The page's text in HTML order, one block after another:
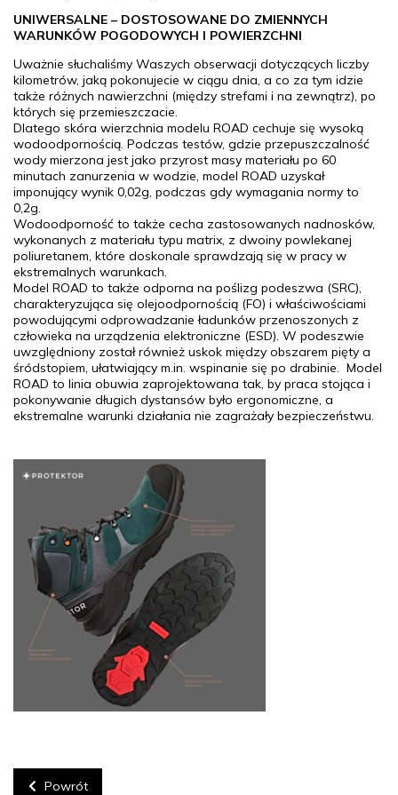
Powrót
UNIWERSALNE – DOSTOSOWANE DO ZMIENNYCH
WARUNKÓW POGODOWYCH I POWIERZCHNI
Uważnie słuchaliśmy Waszych obserwacji dotyczących liczby
kilometrów, jaką pokonujecie w ciągu dnia, a co za tym idzie
także różnych nawierzchni (między strefami i na zewnątrz), po
których się przemieszczacie.
Dlatego skóra wierzchnia modelu ROAD cechuje się wysoką
wodoodpornością. Podczas testów, gdzie przepuszczalność
wody mierzona jest jako przyrost masy materiału po 60
minutach zanurzenia w wodzie, model ROAD uzyskał
imponujący wynik 0,02g, podczas gdy wymagania normy to
0,2g.
Wodoodporność to także cecha zastosowanych nadnosków,
wykonanych z materiału typu matrix, z dwoiny powlekanej
poliuretanem, które doskonale sprawdzają się w pracy w
ekstremalnych warunkach.
Model ROAD to także odporna na poślizg podeszwa (SRC),
charakteryzująca się olejoodpornością (FO) i właściwościami
powodującymi odprowadzanie ładunków przenoszonych z
człowieka na urządzenia elektroniczne (ESD). W podeszwie
uwzględniony został również uskok między obszarem pięty a
śródstopiem, ułatwiający m.in. wspinanie się po drabinie. Model
ROAD to linia obuwia zaprojektowana tak, by praca stojąca i
pokonywanie długich dystansów było ergonomiczne, a
ekstremalne warunki działania nie zagrażały bezpieczeństwu.